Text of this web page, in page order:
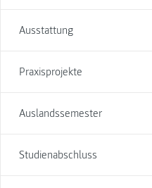
Ausstattung
Praxisprojekte
Auslandssemester
Studienabschluss